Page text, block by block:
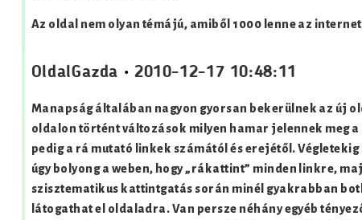
Az oldal nem olyan témájú, amiből 1000 lenne az
OldalGazda • 2010-12-17 10:48:11
Manapság általában nagyon gyorsan bekerülnek az új
oldalon történt változások milyen hamar jelennek meg
pedig a rá mutató linkek számától és erejétől.
úgy bolyong a weben, hogy „rákattint” minden linkre,
szisztematikus kattintgatás során minél gyakrabban
látogathat el oldaladra. Van persze néhány egyéb